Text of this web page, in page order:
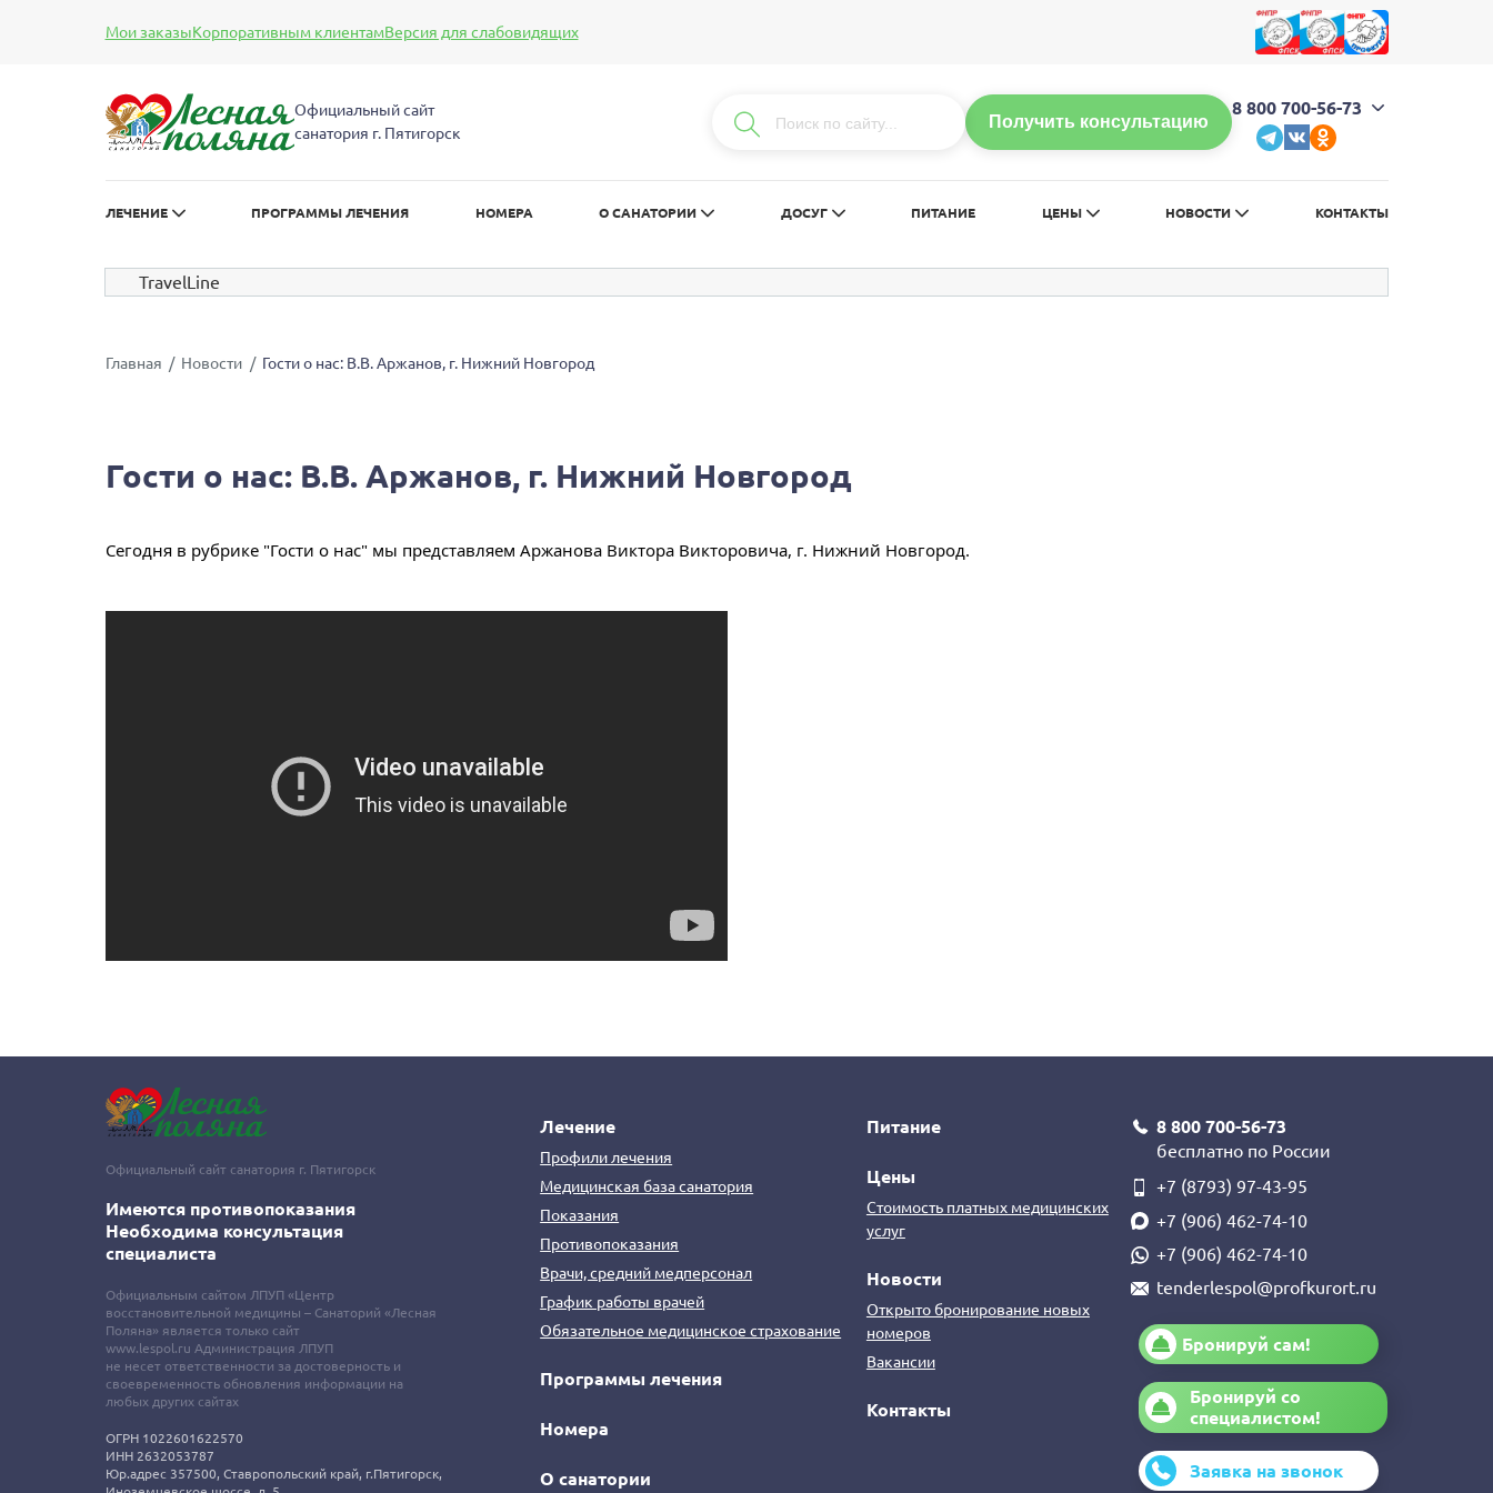
Размер шрифта: А А Цвет: Обычная версия сайта
Мои заказыКорпоративным клиентамВерсия для слабовидящих
Официальный сайт
санатория г. Пятигорск
Получить консультацию
8 800 700-56-73
ЛЕЧЕНИЕ ПРОГРАММЫ ЛЕЧЕНИЯ НОМЕРА О САНАТОРИИ ДОСУГ ПИТАНИЕ ЦЕНЫ НОВОСТИ КОНТАКТЫ
TravelLine
Главная Новости Гости о нас: В.В. Аржанов, г. Нижний Новгород
Гости о нас: В.В. Аржанов, г. Нижний Новгород
Сегодня в рубрике "Гости о нас" мы представляем Аржанова Виктора Викторовича, г. Нижний Новгород.
Официальный сайт санатория г. Пятигорск
Имеются противопоказания
Необходима консультация
специалиста
Официальным сайтом ЛПУП «Центр
восстановительной медицины – Санаторий «Лесная
Поляна» является только сайт
www.lespol.ru Администрация ЛПУП
не несет ответственности за достоверность и
своевременность обновления информации на
любых других сайтах
ОГРН 1022601622570
ИНН 2632053787
Юр.адрес 357500, Ставропольский край, г.Пятигорск,
Лечение
Профили лечения
Медицинская база санатория
Показания
Противопоказания
Врачи, средний медперсонал
График работы врачей
Обязательное медицинское страхование
Программы лечения
Номера
О санатории
Питание
Цены
Стоимость платных медицинских
услуг
Новости
Открыто бронирование новых
номеров
Вакансии
Контакты
8 800 700-56-73
бесплатно по России
+7 (8793) 97-43-95
+7 (906) 462-74-10
+7 (906) 462-74-10
tenderlespol@profkurort.ru
Бронируй сам!
Бронируй со
специалистом!
Заявка на звонок